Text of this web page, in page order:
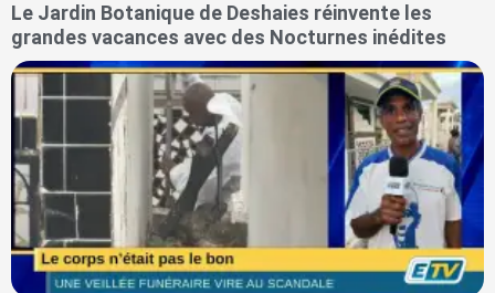
Le Jardin Botanique de Deshaies réinvente les
grandes vacances avec des Nocturnes inédites